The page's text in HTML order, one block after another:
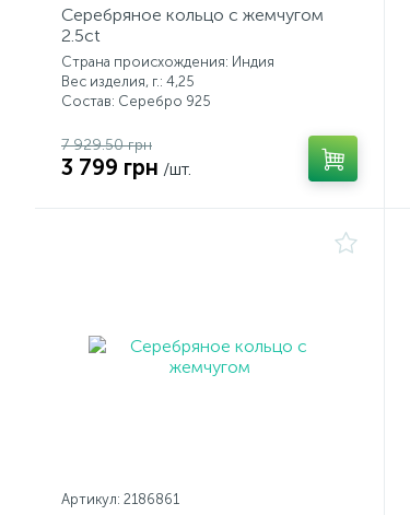
Серебряное кольцо с жемчугом
2.5ct
Страна происхождения: Индия
Вес изделия, г.: 4,25
Состав: Серебро 925
7 929.50 грн
3 799 грн /шт.
Артикул: 2186861